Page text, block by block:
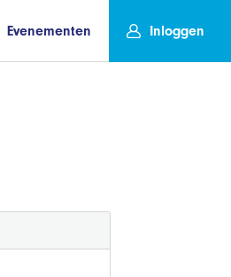
Evenementen Inloggen